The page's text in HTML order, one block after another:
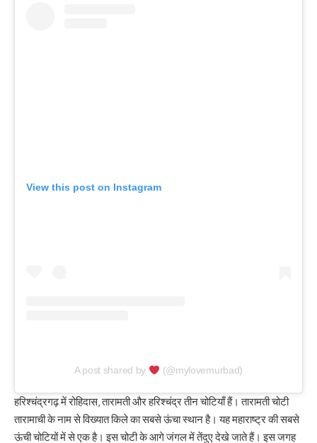
View this post on Instagram
A post shared by (@mylovemurbad)
हरिश्चंद्रगढ़ में रोहिदास, तारामती और हरिश्चंद्र तीन चोटियाँ हैं।तारामती चोटी
तारामाची के नाम से विख्यात किले का सबसे ऊंचा स्थान है। यह महाराष्ट्र की सबसे
ऊंची चोटियों में से एक है। इस चोटी के आगे जंगल में तेंदुए देखे जाते हैं। इस जगह